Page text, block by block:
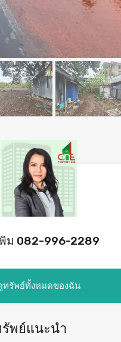
ม 082-996-2289
ทรัพย์ทั้งหมดของฉัน
พย์แนะนำ